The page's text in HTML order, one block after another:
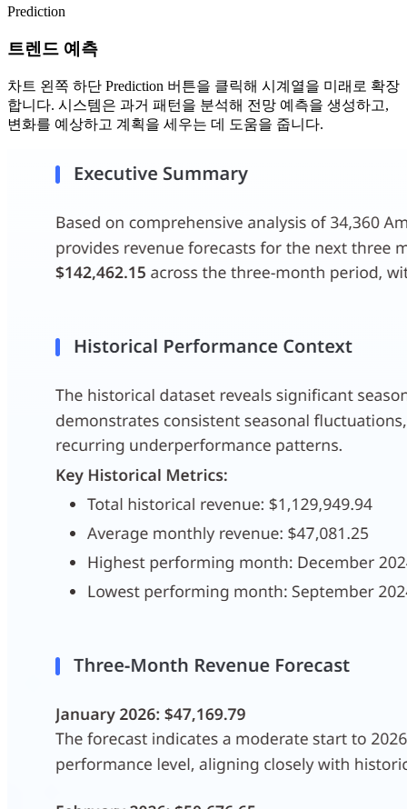
Prediction
트렌드 예측
차트 왼쪽 하단 Prediction 버튼을 클릭해 시계열을 미래로 확장
합니다. 시스템은 과거 패턴을 분석해 전망 예측을 생성하고,
변화를 예상하고 계획을 세우는 데 도움을 줍니다.